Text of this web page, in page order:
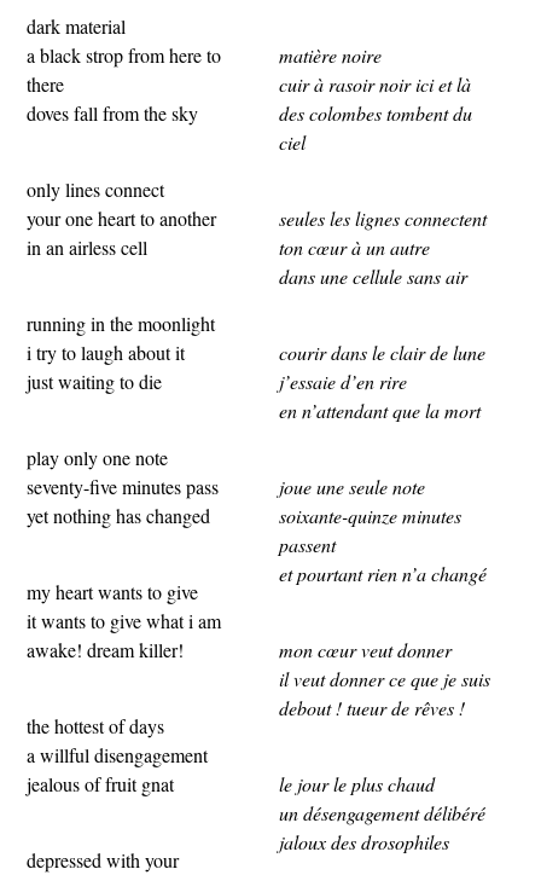
dark material
a black strop from here to
there
doves fall from the sky
only lines connect
your one heart to another
in an airless cell
running in the moonlight
i try to laugh about it
just waiting to die
play only one note
seventy-five minutes pass
yet nothing has changed
my heart wants to give
it wants to give what i am
awake! dream killer!
the hottest of days
a willful disengagement
jealous of fruit gnat
depressed with your
matière noire
cuir à rasoir noir ici et là
des colombes tombent du
ciel
seules les lignes connectent
ton cœur à un autre
dans une cellule sans air
courir dans le clair de lune
j’essaie d’en rire
en n’attendant que la mort
joue une seule note
soixante-quinze minutes
passent
et pourtant rien n’a changé
mon cœur veut donner
il veut donner ce que je suis
debout ! tueur de rêves !
le jour le plus chaud
un désengagement délibéré
jaloux des drosophiles